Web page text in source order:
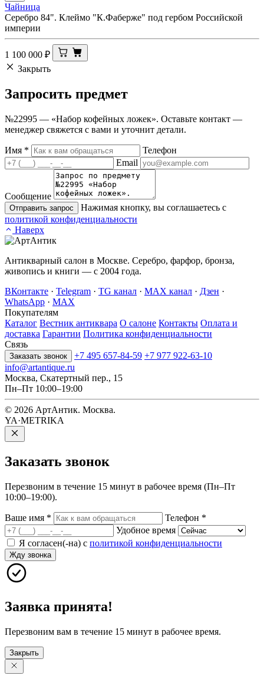
Чайница
Серебро 84". Клеймо "К.Фаберже" под гербом Российской
империи
1 100 000 ₽
Закрыть
Запросить предмет
№22995 — «Набор кофейных ложек». Оставьте контакт —
менеджер свяжется с вами и уточнит детали.
Имя *
Телефон
Email
Сообщение
Отправить запрос
Нажимая кнопку, вы соглашаетесь с
политикой конфиденциальности
Наверх
Антикварный салон в Москве. Серебро, фарфор, бронза,
живопись и книги — с 2004 года.
ВКонтакте · Telegram · TG канал · MAX канал · Дзен ·
WhatsApp · MAX
Покупателям
Каталог Вестник антиквара О салоне Контакты Оплата и
доставка Гарантии Политика конфиденциальности
Связь
Заказать звонок +7 495 657-84-59 +7 977 922-63-10
info@artantique.ru
Москва, Скатертный пер., 15
Пн–Пт 10:00–19:00
© 2026 АртАнтик. Москва.
YA·METRIKA
Заказать звонок
Перезвоним в течение 15 минут в рабочее время (Пн–Пт
10:00–19:00).
Ваше имя * Телефон *
Удобное время
Я согласен(-на) с политикой конфиденциальности
Жду звонка
Заявка принята!
Перезвоним вам в течение 15 минут в рабочее время.
Закрыть